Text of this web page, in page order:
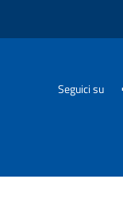
Seguici su